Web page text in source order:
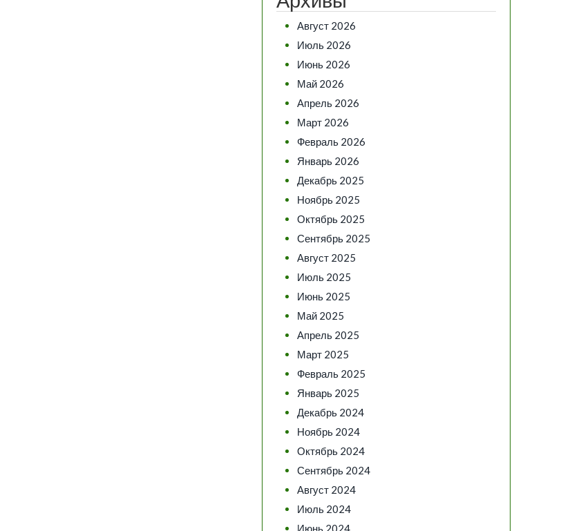
Август 2026
Июль 2026
Июнь 2026
Май 2026
Апрель 2026
Март 2026
Февраль 2026
Январь 2026
Декабрь 2025
Ноябрь 2025
Октябрь 2025
Сентябрь 2025
Август 2025
Июль 2025
Июнь 2025
Май 2025
Апрель 2025
Март 2025
Февраль 2025
Январь 2025
Декабрь 2024
Ноябрь 2024
Октябрь 2024
Сентябрь 2024
Август 2024
Июль 2024
Июнь 2024